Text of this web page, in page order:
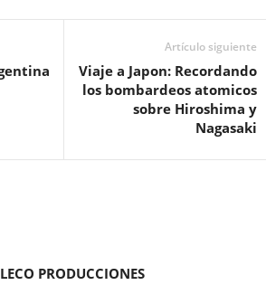
Artículo siguiente
Viaje a Japon: Recordando
los bombardeos atomicos
sobre Hiroshima y
Nagasaki
PRODUCCIONES